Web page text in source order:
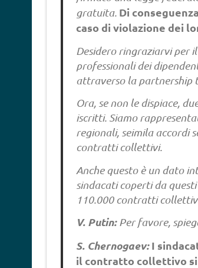
gratuita. Di
caso di violazione dei
Desidero ringraziarvi per
professionali dei
attraverso la partnership
Ora, se non le dispiace,
iscritti. Siamo
regionali, seimila accordi
contratti collettivi.
Anche questo è un dato
sindacati coperti da
110.000 contratti
V. Putin:Per favore,
S. Chernogaev: I
il contratto collettivo si